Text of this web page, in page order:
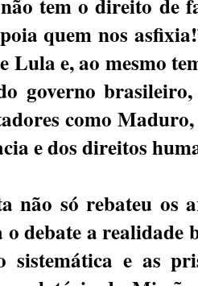
quem nos
Lula e, ao mesmo
governo
como
e dos direitos
não só rebateu os
debate a realidade
sistemática e as